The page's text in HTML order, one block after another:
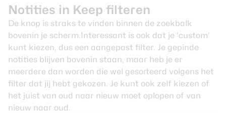
Notities in Keep filteren
De knop is straks te vinden binnen de zoekbalk
bovenin je scherm.Interessant is ook dat je ‘custom’
kunt kiezen, dus een aangepast filter. Je gepinde
notities blijven bovenin staan, maar heb je er
meerdere dan worden die wel gesorteerd volgens het
filter dat jij hebt gekozen. Je kunt ook zelf kiezen of
het juist van oud naar nieuw moet oplopen of van
nieuw naar oud.